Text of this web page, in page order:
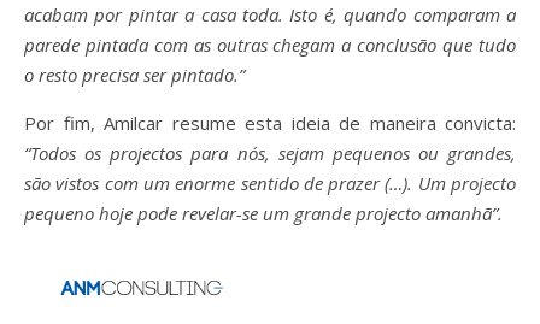
acabam por pintar a casa toda. Isto é, quando comparam a
parede pintada com as outras chegam a conclusão que tudo
o resto precisa ser pintado.”
Por fim, Amilcar resume esta ideia de maneira convicta:
“Todos os projectos para nós, sejam pequenos ou grandes,
são vistos com um enorme sentido de prazer (…). Um projecto
pequeno hoje pode revelar-se um grande projecto amanhã”.